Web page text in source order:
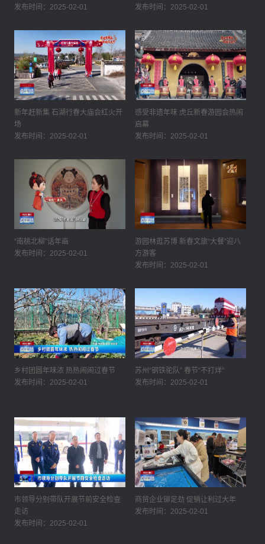
发布时间：2025-02-01
发布时间：2025-02-01
新年赶新集 石湖行春大庙会红火开
场
发布时间：2025-02-01
感受非遗年味 虎丘新春游园会热闹
启幕
发布时间：2025-02-01
“南桃北柳”话年画
发布时间：2025-02-01
游园林逛苏博 新春文旅“大餐”迎八
方游客
发布时间：2025-02-01
乡村团圆年味浓 热热闹闹过春节
发布时间：2025-02-01
苏州“钢铁驼队” 春节“不打烊”
发布时间：2025-02-01
市领导分别带队开展节前安全检查
走访
发布时间：2025-02-01
商贸企业铆足劲 促销让利过大年
发布时间：2025-02-01